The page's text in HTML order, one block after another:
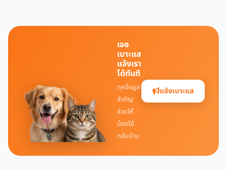
เจอ
เบาะแส
แจ้งเรา
ได้ทันที
ทุกข้อมูล
สำคัญ
ช่วยให้
น้องได้
กลับบ้าน
แจ้งเบาะแส